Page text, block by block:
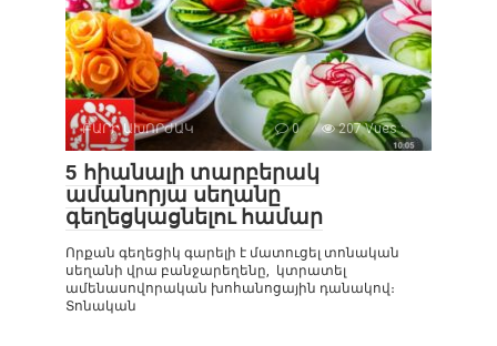
ԲԱՐԻ ԱԽՈՐԺԱԿ 0 207 Vues :
5 հիանալի տարբերակ
ամանորյա սեղանը
գեղեցկացնելու համար
Որքան գեղեցիկ գարելի է մատուցել տոնական
սեղանի վրա բանջարեղենը, կտրատել
ամենասովորական խոհանոցային դանակով։
Տոնական